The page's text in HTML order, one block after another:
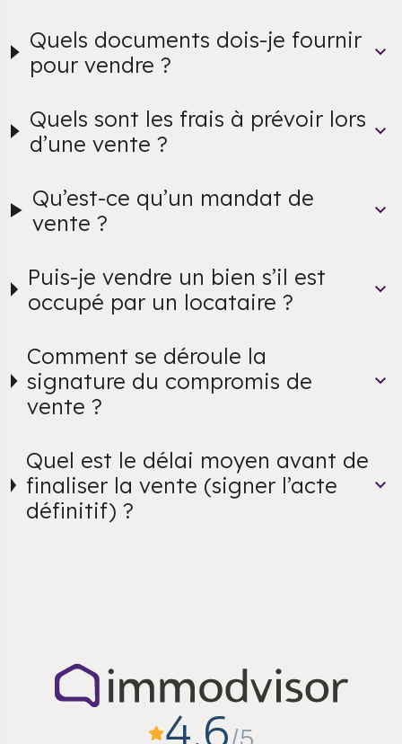
Quels documents dois-je fournir
pour vendre ?
Quels sont les frais à prévoir lors
d’une vente ?
Qu’est-ce qu’un mandat de
vente ?
Puis-je vendre un bien s’il est
occupé par un locataire ?
Comment se déroule la
signature du compromis de
vente ?
Quel est le délai moyen avant de
finaliser la vente (signer l’acte
définitif) ?
4,6